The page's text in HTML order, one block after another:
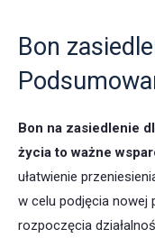
Bon
Bon na zasiedlenie
życiato ważne
ułatwienie
w celu podjęcia nowej
rozpoczęcia